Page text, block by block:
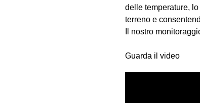
delle temperature,
terreno e
Il nostro
Guarda il video